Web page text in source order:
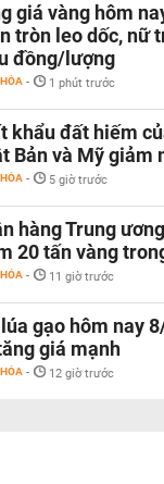
giá vàng hôm
tròn leo dốc, nữ
đồng/lượng
- 1 phút trước
khẩu đất hiếm
Bản và Mỹ giảm
- 5 giờ trước
hàng Trung
20 tấn vàng
- 11 giờ trước
gạo hôm nay
giá mạnh
- 12 giờ trước